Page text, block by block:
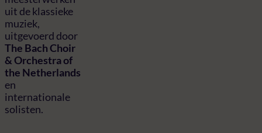
uit de klassieke
muziek,
uitgevoerd door
The Bach Choir
& Orchestra of
the Netherlands
en
internationale
solisten.